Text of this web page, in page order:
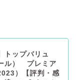
トップバリュ
ル） プレミア
）【評判・感